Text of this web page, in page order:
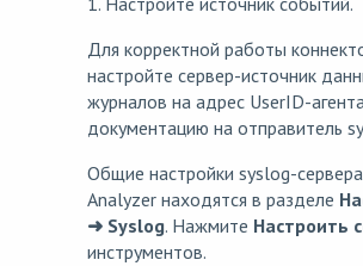
Для корректной работы
настройте сервер-источник
журналов на адрес UserID-
документацию на отправитель
Общие настройки syslog-
Analyzer находятся в разделе
➜ Syslog. Нажмите Настроить
инструментов.